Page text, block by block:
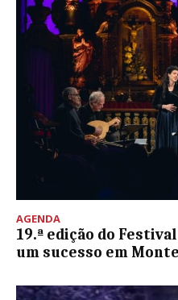
AGENDA
19.ª edição do
um sucesso em